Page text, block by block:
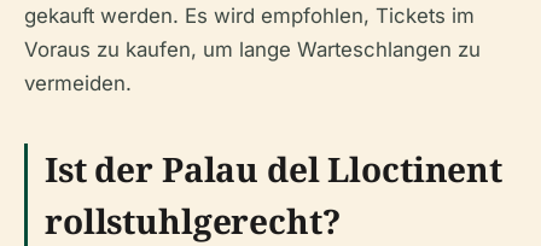
gekauft werden. Es wird empfohlen, Tickets im
Voraus zu kaufen, um lange Warteschlangen zu
vermeiden.
Ist der Palau del Lloctinent
rollstuhlgerecht?